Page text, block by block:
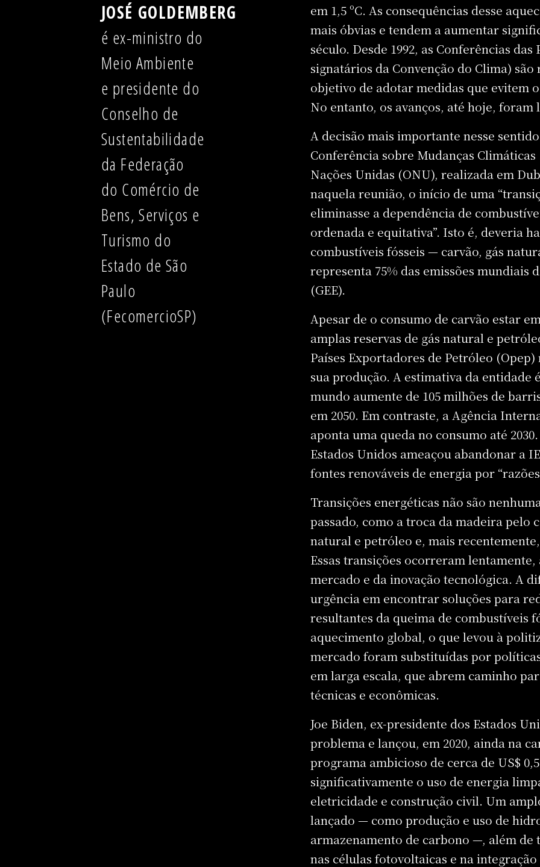
JOSÉ GOLDEMBERG
é ex-ministro do
Meio Ambiente
e presidente do
Conselho de
Sustentabilidade
da Federação
do Comércio de
Bens, Serviços e
Turismo do
Estado de São
Paulo
(FecomercioSP)
em 1,5 ºC. As consequências desse
mais óbvias e tendem a aumentar
século. Desde 1992, as Conferências
signatários da Convenção do Clima)
objetivo de adotar medidas que evitem
No entanto, os avanços, até hoje,
A decisão mais importante nesse
Conferência sobre Mudanças Climáticas
Nações Unidas (ONU), realizada em
naquela reunião, o início de uma
eliminasse a dependência de
ordenada e equitativa”. Isto é, deveria
combustíveis fósseis — carvão, gás
representa 75% das emissões mundiais
(GEE).
Apesar de o consumo de carvão estar
amplas reservas de gás natural e
Países Exportadores de Petróleo
sua produção. A estimativa da entidade
mundo aumente de 105 milhões de
em 2050. Em contraste, a Agência
aponta uma queda no consumo até
Estados Unidos ameaçou abandonar a
fontes renováveis de energia por
Transições energéticas não são
passado, como a troca da madeira pelo
natural e petróleo e, mais
Essas transições ocorreram
mercado e da inovação tecnológica. A
urgência em encontrar soluções para
resultantes da queima de combustíveis
aquecimento global, o que levou à
mercado foram substituídas por
em larga escala, que abrem caminho
técnicas e econômicas.
Joe Biden, ex-presidente dos Estados
problema e lançou, em 2020, ainda na
programa ambicioso de cerca de US$
significativamente o uso de energia
eletricidade e construção civil. Um
lançado — como produção e uso de
armazenamento de carbono —, além de
nas células fotovoltaicas e na